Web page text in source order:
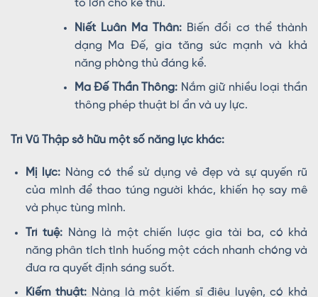
to lớn cho kẻ thù.
Niết Luân Ma Thân:Biến đổi cơ thể thành
dạng Ma Đế, gia tăng sức mạnh và khả
năng phòng thủ đáng kể.
Ma Đế Thần Thông: Nắm giữ nhiều loại thần
thông phép thuật bí ẩn và uy lực.
Trì Vũ Thập sở hữu một số năng lực khác:
Mị lực: Nàng có thể sử dụng vẻ đẹp và sự quyến rũ
của mình để thao túng người khác, khiến họ say mê
và phục tùng mình.
Trí tuệ: Nàng là một chiến lược gia tài ba, có khả
năng phân tích tình huống một cách nhanh chóng và
đưa ra quyết định sáng suốt.
Kiếm thuật: Nàng là một kiếm sĩ điêu luyện, có khả